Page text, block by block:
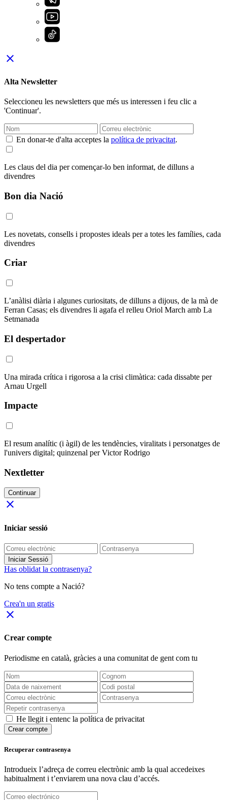
close
Alta Newsletter
Seleccioneu les newsletters que més us interessen i feu clic a
'Continuar'.
En donar-te d'alta acceptes la política de privacitat.
Les claus del dia per començar-lo ben informat, de dilluns a
divendres
Bon dia Nació
Les novetats, consells i propostes ideals per a totes les famílies, cada
divendres
Criar
L’anàlisi diària i algunes curiositats, de dilluns a dijous, de la mà de
Ferran Casas; els divendres li agafa el relleu Oriol March amb La
Setmanada
El despertador
Una mirada crítica i rigorosa a la crisi climàtica: cada dissabte per
Arnau Urgell
Impacte
El resum analític (i àgil) de les tendències, viralitats i personatges de
l'univers digital; quinzenal per Victor Rodrigo
Nextletter
Continuar
close
Iniciar sessió
Iniciar Sessió
Has oblidat la contrasenya?
No tens compte a Nació?
Crea'n un gratis
close
Crear compte
Periodisme en català, gràcies a una comunitat de gent com tu
He llegit i entenc la política de privacitat
Crear compte
Recuperar contrasenya
Introdueix l’adreça de correu electrònic amb la qual accedeixes
habitualment i t’enviarem una nova clau d’accés.